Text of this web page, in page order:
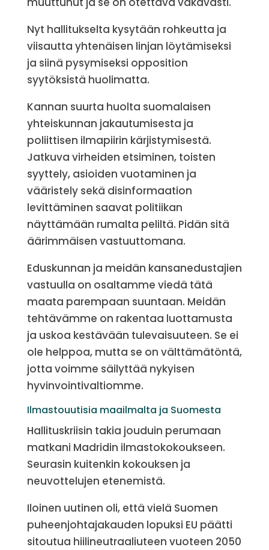
Nyt hallitukselta kysytään rohkeutta ja
viisautta yhtenäisen linjan löytämiseksi
ja siinä pysymiseksi opposition
syytöksistä huolimatta.
Kannan suurta huolta suomalaisen
yhteiskunnan jakautumisesta ja
poliittisen ilmapiirin kärjistymisestä.
Jatkuva virheiden etsiminen, toisten
syyttely, asioiden vuotaminen ja
vääristely sekä disinformaation
levittäminen saavat politiikan
näyttämään rumalta peliltä. Pidän sitä
äärimmäisen vastuuttomana.
Eduskunnan ja meidän kansanedustajien
vastuulla on osaltamme viedä tätä
maata parempaan suuntaan. Meidän
tehtävämme on rakentaa luottamusta
ja uskoa kestävään tulevaisuuteen. Se ei
ole helppoa, mutta se on välttämätöntä,
jotta voimme säilyttää nykyisen
hyvinvointivaltiomme.
Ilmastouutisia maailmalta ja Suomesta
Hallituskriisin takia jouduin perumaan
matkani Madridin ilmastokokoukseen.
Seurasin kuitenkin kokouksen ja
neuvottelujen etenemistä.
Iloinen uutinen oli, että vielä Suomen
puheenjohtajakauden lopuksi EU päätti
sitoutua hiilineutraaliuteen vuoteen 2050